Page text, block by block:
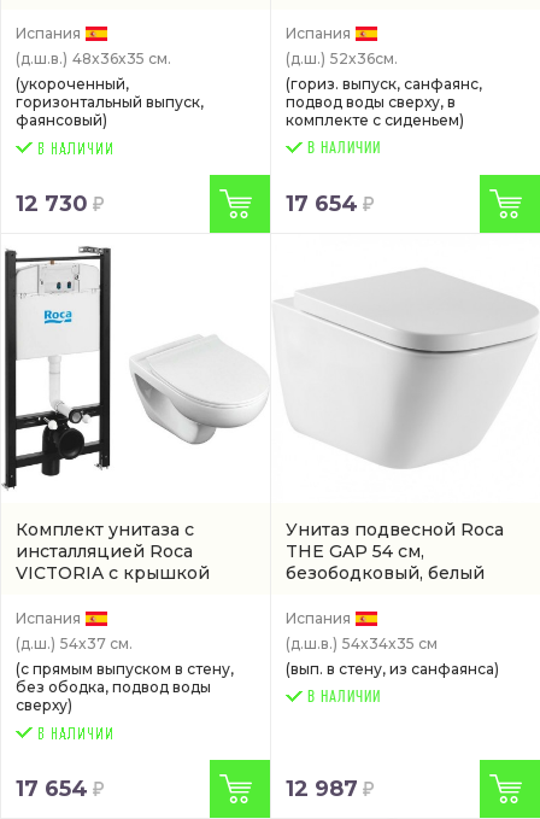
Испания
(д.ш.в.) 48x36x35 см.
(укороченный,
горизонтальный выпуск,
фаянсовый)
12 730
(893100010)
Испания
(д.ш.) 52x36см.
(гориз. выпуск, санфаянс,
подвод воды сверху, в
комплекте с сиденьем)
В НАЛИЧИИ
17 654
Комплект унитаза с
инсталляцией Roca
VICTORIA с крышкой
безободковый, белый
(893105010)
Испания
(д.ш.) 54x37 см.
(с прямым выпуском в стену,
без ободка, подвод воды
сверху)
17 654
Унитаз подвесной Roca
THE GAP 54 см,
безободковый, белый
Испания
(д.ш.в.) 54x34x35 см
(вып. в стену, из санфаянса)
В НАЛИЧИИ
12 987